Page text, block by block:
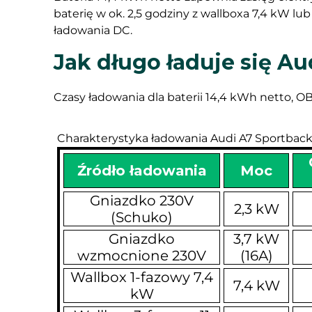
baterię w ok. 2,5 godziny z wallboxa 7,4 kW
ładowania DC.
Jak długo ładuje się
Czasy ładowania dla baterii 14,4 kWh netto,
Charakterystyka ładowania Audi A7
Źródło ładowania Moc
Gniazdko 230V
(Schuko)
2,3 kW
Gniazdko
wzmocnione 230V
3,7 kW
(16A)
Wallbox 1-fazowy 7,4
kW
7,4 kW